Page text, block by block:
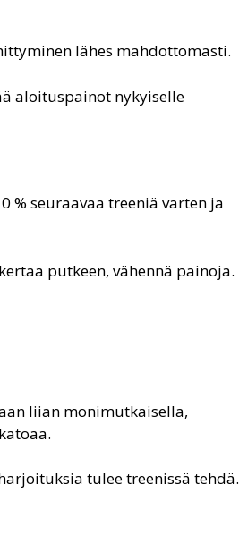
lähes mahdottomasti.
aloituspainot nykyiselle
% seuraavaa treeniä varten ja
putkeen, vähennä painoja.
liian monimutkaisella,
tulee treenissä tehdä.